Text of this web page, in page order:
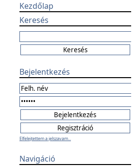
Kezdőlap
Keresés
Bejelentkezés
Elfelejtettem a jelszavam...
Navigáció